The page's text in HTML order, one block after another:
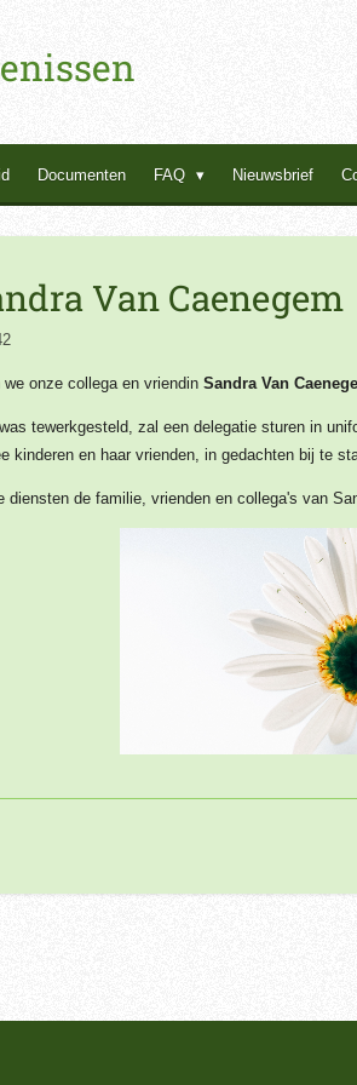
Documenten FAQ Nieuwsbrief
Van Caenegem
onze collega en vriendin Sandra Van
tewerkgesteld, zal een delegatie sturen in
kinderen en haar vrienden, in gedachten bij te
diensten de familie, vrienden en collega's van